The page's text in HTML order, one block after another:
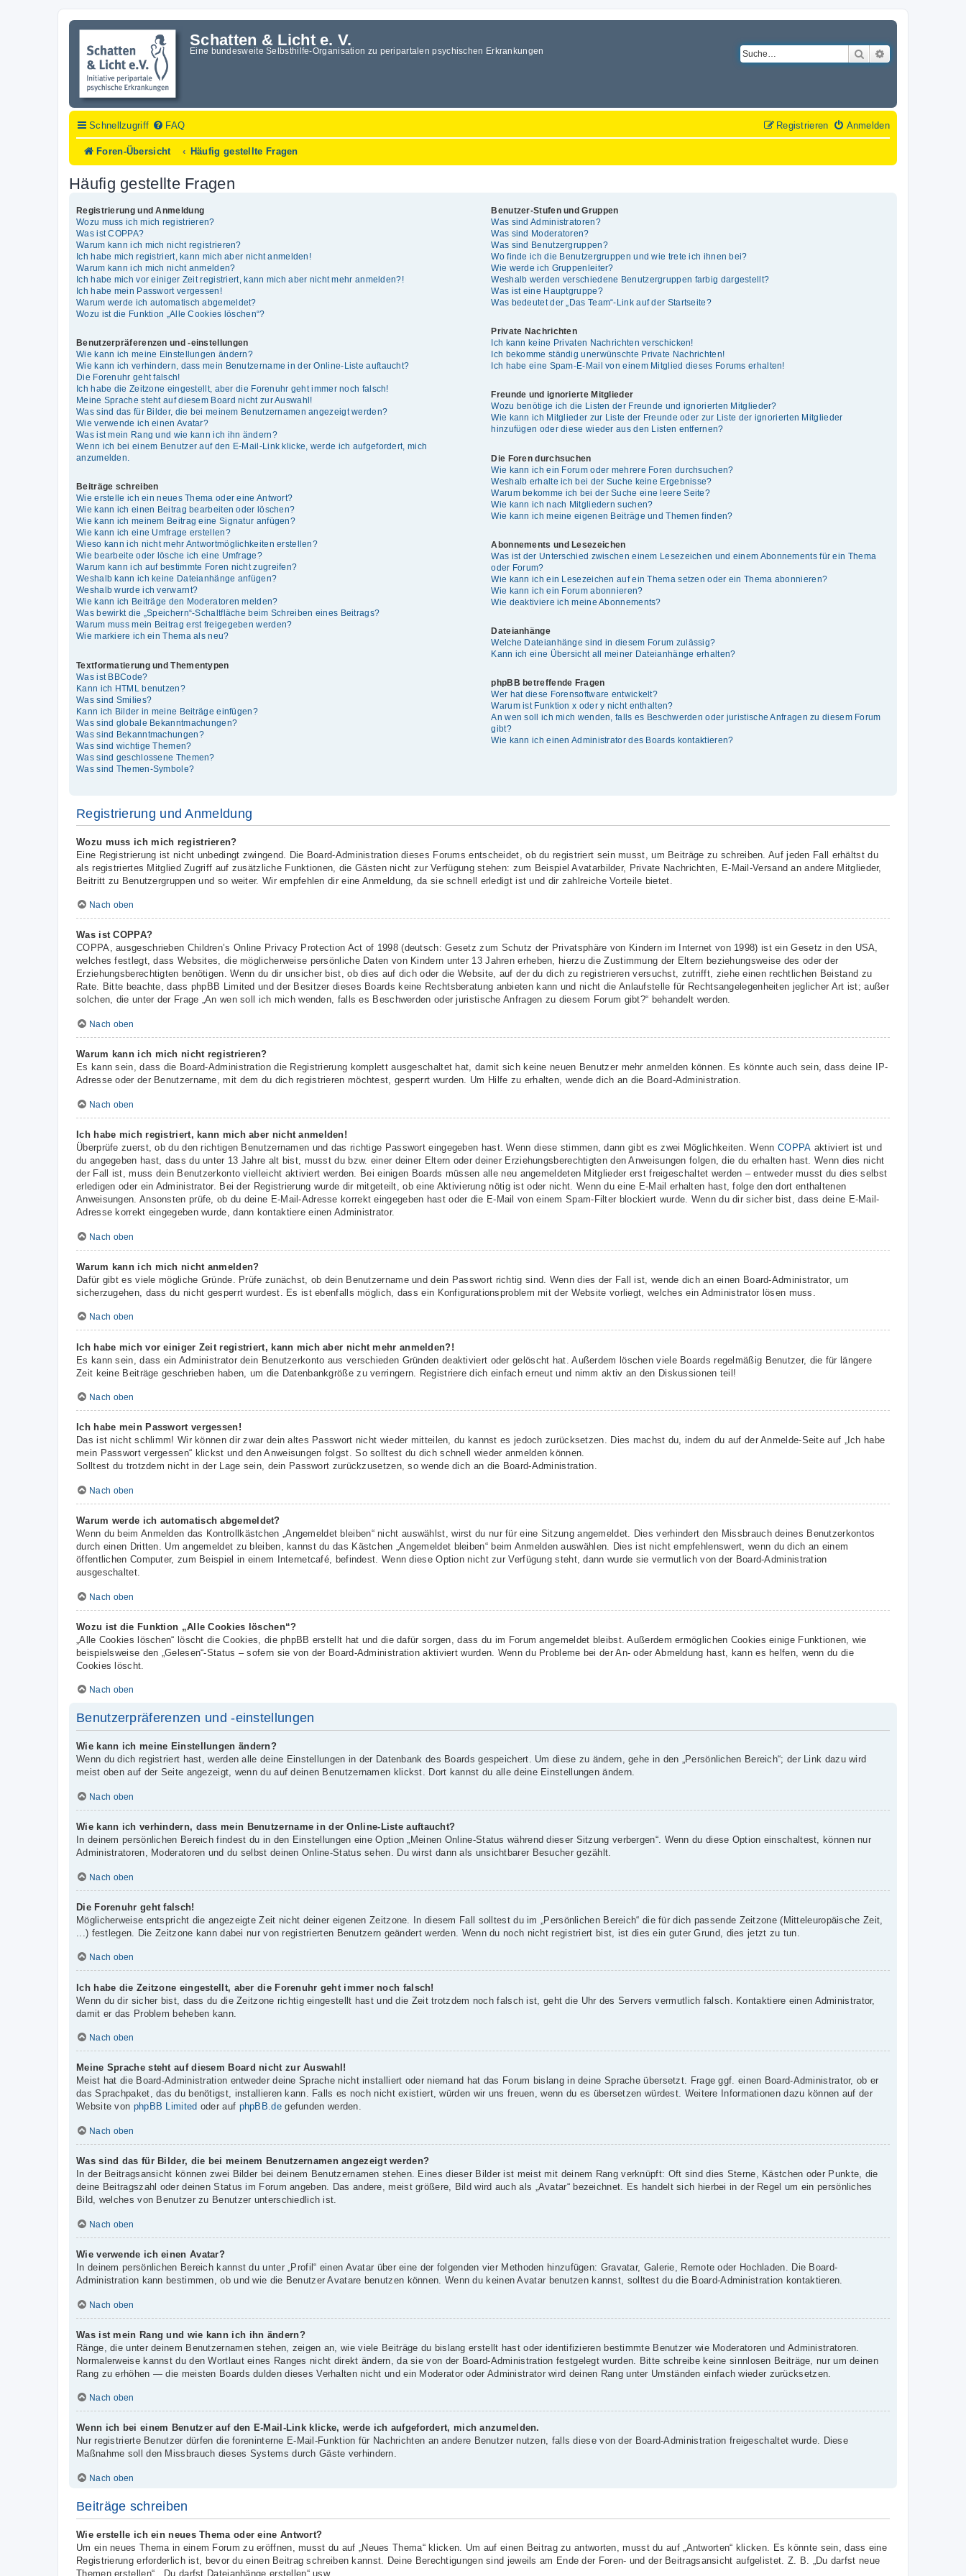
Schatten & Licht e. V.
Eine bundesweite Selbsthilfe-Organisation zu peripartalen psychischen Erkrankungen Suche
Schnellzugriff FAQ Anmelden
Registrieren
Foren-Übersicht Häufig gestellte Fragen
Häufig gestellte Fragen
Registrierung und Anmeldung
Wozu muss ich mich registrieren?
Was ist COPPA?
Warum kann ich mich nicht registrieren?
Ich habe mich registriert, kann mich aber nicht anmelden!
Warum kann ich mich nicht anmelden?
Ich habe mich vor einiger Zeit registriert, kann mich aber nicht mehr anmelden?!
Ich habe mein Passwort vergessen!
Warum werde ich automatisch abgemeldet?
Wozu ist die Funktion „Alle Cookies löschen“?
Benutzerpräferenzen und -einstellungen
Wie kann ich meine Einstellungen ändern?
Wie kann ich verhindern, dass mein Benutzername in der Online-Liste auftaucht?
Die Forenuhr geht falsch!
Ich habe die Zeitzone eingestellt, aber die Forenuhr geht immer noch falsch!
Meine Sprache steht auf diesem Board nicht zur Auswahl!
Was sind das für Bilder, die bei meinem Benutzernamen angezeigt werden?
Wie verwende ich einen Avatar?
Was ist mein Rang und wie kann ich ihn ändern?
Wenn ich bei einem Benutzer auf den E-Mail-Link klicke, werde ich aufgefordert, mich
anzumelden.
Beiträge schreiben
Wie erstelle ich ein neues Thema oder eine Antwort?
Wie kann ich einen Beitrag bearbeiten oder löschen?
Wie kann ich meinem Beitrag eine Signatur anfügen?
Wie kann ich eine Umfrage erstellen?
Wieso kann ich nicht mehr Antwortmöglichkeiten erstellen?
Wie bearbeite oder lösche ich eine Umfrage?
Warum kann ich auf bestimmte Foren nicht zugreifen?
Weshalb kann ich keine Dateianhänge anfügen?
Weshalb wurde ich verwarnt?
Wie kann ich Beiträge den Moderatoren melden?
Was bewirkt die „Speichern“-Schaltfläche beim Schreiben eines Beitrags?
Warum muss mein Beitrag erst freigegeben werden?
Wie markiere ich ein Thema als neu?
Textformatierung und Thementypen
Was ist BBCode?
Kann ich HTML benutzen?
Was sind Smilies?
Kann ich Bilder in meine Beiträge einfügen?
Was sind globale Bekanntmachungen?
Was sind Bekanntmachungen?
Was sind wichtige Themen?
Was sind geschlossene Themen?
Was sind Themen-Symbole?
Benutzer-Stufen und Gruppen
Was sind Administratoren?
Was sind Moderatoren?
Was sind Benutzergruppen?
Wo finde ich die Benutzergruppen und wie trete ich ihnen bei?
Wie werde ich Gruppenleiter?
Weshalb werden verschiedene Benutzergruppen farbig dargestellt?
Was ist eine Hauptgruppe?
Was bedeutet der „Das Team“-Link auf der Startseite?
Private Nachrichten
Ich kann keine Privaten Nachrichten verschicken!
Ich bekomme ständig unerwünschte Private Nachrichten!
Ich habe eine Spam-E-Mail von einem Mitglied dieses Forums erhalten!
Freunde und ignorierte Mitglieder
Wozu benötige ich die Listen der Freunde und ignorierten Mitglieder?
Wie kann ich Mitglieder zur Liste der Freunde oder zur Liste der ignorierten Mitglieder
hinzufügen oder diese wieder aus den Listen entfernen?
Die Foren durchsuchen
Wie kann ich ein Forum oder mehrere Foren durchsuchen?
Weshalb erhalte ich bei der Suche keine Ergebnisse?
Warum bekomme ich bei der Suche eine leere Seite?
Wie kann ich nach Mitgliedern suchen?
Wie kann ich meine eigenen Beiträge und Themen finden?
Abonnements und Lesezeichen
Was ist der Unterschied zwischen einem Lesezeichen und einem Abonnements für ein Thema
oder Forum?
Wie kann ich ein Lesezeichen auf ein Thema setzen oder ein Thema abonnieren?
Wie kann ich ein Forum abonnieren?
Wie deaktiviere ich meine Abonnements?
Dateianhänge
Welche Dateianhänge sind in diesem Forum zulässig?
Kann ich eine Übersicht all meiner Dateianhänge erhalten?
phpBB betreffende Fragen
Wer hat diese Forensoftware entwickelt?
Warum ist Funktion x oder y nicht enthalten?
An wen soll ich mich wenden, falls es Beschwerden oder juristische Anfragen zu diesem Forum
gibt?
Wie kann ich einen Administrator des Boards kontaktieren?
Registrierung und Anmeldung
Wozu muss ich mich registrieren?
Eine Registrierung ist nicht unbedingt zwingend. Die Board-Administration dieses Forums entscheidet, ob du registriert sein musst, um Beiträge zu schreiben. Auf jeden Fall erhältst du
als registriertes Mitglied Zugriff auf zusätzliche Funktionen, die Gästen nicht zur Verfügung stehen: zum Beispiel Avatarbilder, Private Nachrichten, E-Mail-Versand an andere Mitglieder,
Beitritt zu Benutzergruppen und so weiter. Wir empfehlen dir eine Anmeldung, da sie schnell erledigt ist und dir zahlreiche Vorteile bietet.
Nach oben
Was ist COPPA?
COPPA, ausgeschrieben Children’s Online Privacy Protection Act of 1998 (deutsch: Gesetz zum Schutz der Privatsphäre von Kindern im Internet von 1998) ist ein Gesetz in den USA,
welches festlegt, dass Websites, die möglicherweise persönliche Daten von Kindern unter 13 Jahren erheben, hierzu die Zustimmung der Eltern beziehungsweise des oder der
Erziehungsberechtigten benötigen. Wenn du dir unsicher bist, ob dies auf dich oder die Website, auf der du dich zu registrieren versuchst, zutrifft, ziehe einen rechtlichen Beistand zu
Rate. Bitte beachte, dass phpBB Limited und der Besitzer dieses Boards keine Rechtsberatung anbieten kann und nicht die Anlaufstelle für Rechtsangelegenheiten jeglicher Art ist; außer
solchen, die unter der Frage „An wen soll ich mich wenden, falls es Beschwerden oder juristische Anfragen zu diesem Forum gibt?“ behandelt werden.
Nach oben
Warum kann ich mich nicht registrieren?
Es kann sein, dass die Board-Administration die Registrierung komplett ausgeschaltet hat, damit sich keine neuen Benutzer mehr anmelden können. Es könnte auch sein, dass deine IP-
Adresse oder der Benutzername, mit dem du dich registrieren möchtest, gesperrt wurden. Um Hilfe zu erhalten, wende dich an die Board-Administration.
Nach oben
Ich habe mich registriert, kann mich aber nicht anmelden!
Überprüfe zuerst, ob du den richtigen Benutzernamen und das richtige Passwort eingegeben hast. Wenn diese stimmen, dann gibt es zwei Möglichkeiten. Wenn COPPA aktiviert ist und
du angegeben hast, dass du unter 13 Jahre alt bist, musst du bzw. einer deiner Eltern oder deiner Erziehungsberechtigten den Anweisungen folgen, die du erhalten hast. Wenn dies nicht
der Fall ist, muss dein Benutzerkonto vielleicht aktiviert werden. Bei einigen Boards müssen alle neu angemeldeten Mitglieder erst freigeschaltet werden – entweder musst du dies selbst
erledigen oder ein Administrator. Bei der Registrierung wurde dir mitgeteilt, ob eine Aktivierung nötig ist oder nicht. Wenn du eine E-Mail erhalten hast, folge den dort enthaltenen
Anweisungen. Ansonsten prüfe, ob du deine E-Mail-Adresse korrekt eingegeben hast oder die E-Mail von einem Spam-Filter blockiert wurde. Wenn du dir sicher bist, dass deine E-Mail-
Adresse korrekt eingegeben wurde, dann kontaktiere einen Administrator.
Nach oben
Warum kann ich mich nicht anmelden?
Dafür gibt es viele mögliche Gründe. Prüfe zunächst, ob dein Benutzername und dein Passwort richtig sind. Wenn dies der Fall ist, wende dich an einen Board-Administrator, um
sicherzugehen, dass du nicht gesperrt wurdest. Es ist ebenfalls möglich, dass ein Konfigurationsproblem mit der Website vorliegt, welches ein Administrator lösen muss.
Nach oben
Ich habe mich vor einiger Zeit registriert, kann mich aber nicht mehr anmelden?!
Es kann sein, dass ein Administrator dein Benutzerkonto aus verschieden Gründen deaktiviert oder gelöscht hat. Außerdem löschen viele Boards regelmäßig Benutzer, die für längere
Zeit keine Beiträge geschrieben haben, um die Datenbankgröße zu verringern. Registriere dich einfach erneut und nimm aktiv an den Diskussionen teil!
Nach oben
Ich habe mein Passwort vergessen!
Das ist nicht schlimm! Wir können dir zwar dein altes Passwort nicht wieder mitteilen, du kannst es jedoch zurücksetzen. Dies machst du, indem du auf der Anmelde-Seite auf „Ich habe
mein Passwort vergessen“ klickst und den Anweisungen folgst. So solltest du dich schnell wieder anmelden können.
Solltest du trotzdem nicht in der Lage sein, dein Passwort zurückzusetzen, so wende dich an die Board-Administration.
Nach oben
Warum werde ich automatisch abgemeldet?
Wenn du beim Anmelden das Kontrollkästchen „Angemeldet bleiben“ nicht auswählst, wirst du nur für eine Sitzung angemeldet. Dies verhindert den Missbrauch deines Benutzerkontos
durch einen Dritten. Um angemeldet zu bleiben, kannst du das Kästchen „Angemeldet bleiben“ beim Anmelden auswählen. Dies ist nicht empfehlenswert, wenn du dich an einem
öffentlichen Computer, zum Beispiel in einem Internetcafé, befindest. Wenn diese Option nicht zur Verfügung steht, dann wurde sie vermutlich von der Board-Administration
ausgeschaltet.
Nach oben
Wozu ist die Funktion „Alle Cookies löschen“?
„Alle Cookies löschen“ löscht die Cookies, die phpBB erstellt hat und die dafür sorgen, dass du im Forum angemeldet bleibst. Außerdem ermöglichen Cookies einige Funktionen, wie
beispielsweise den „Gelesen“-Status – sofern sie von der Board-Administration aktiviert wurden. Wenn du Probleme bei der An- oder Abmeldung hast, kann es helfen, wenn du die
Cookies löscht.
Nach oben
Benutzerpräferenzen und -einstellungen
Wie kann ich meine Einstellungen ändern?
Wenn du dich registriert hast, werden alle deine Einstellungen in der Datenbank des Boards gespeichert. Um diese zu ändern, gehe in den „Persönlichen Bereich“; der Link dazu wird
meist oben auf der Seite angezeigt, wenn du auf deinen Benutzernamen klickst. Dort kannst du alle deine Einstellungen ändern.
Nach oben
Wie kann ich verhindern, dass mein Benutzername in der Online-Liste auftaucht?
In deinem persönlichen Bereich findest du in den Einstellungen eine Option „Meinen Online-Status während dieser Sitzung verbergen“. Wenn du diese Option einschaltest, können nur
Administratoren, Moderatoren und du selbst deinen Online-Status sehen. Du wirst dann als unsichtbarer Besucher gezählt.
Nach oben
Die Forenuhr geht falsch!
Möglicherweise entspricht die angezeigte Zeit nicht deiner eigenen Zeitzone. In diesem Fall solltest du im „Persönlichen Bereich“ die für dich passende Zeitzone (Mitteleuropäische Zeit,
...) festlegen. Die Zeitzone kann dabei nur von registrierten Benutzern geändert werden. Wenn du noch nicht registriert bist, ist dies ein guter Grund, dies jetzt zu tun.
Nach oben
Ich habe die Zeitzone eingestellt, aber die Forenuhr geht immer noch falsch!
Wenn du dir sicher bist, dass du die Zeitzone richtig eingestellt hast und die Zeit trotzdem noch falsch ist, geht die Uhr des Servers vermutlich falsch. Kontaktiere einen Administrator,
damit er das Problem beheben kann.
Nach oben
Meine Sprache steht auf diesem Board nicht zur Auswahl!
Meist hat die Board-Administration entweder deine Sprache nicht installiert oder niemand hat das Forum bislang in deine Sprache übersetzt. Frage ggf. einen Board-Administrator, ob er
das Sprachpaket, das du benötigst, installieren kann. Falls es noch nicht existiert, würden wir uns freuen, wenn du es übersetzen würdest. Weitere Informationen dazu können auf der
Website von phpBB Limited oder auf phpBB.degefunden werden.
Nach oben
Was sind das für Bilder, die bei meinem Benutzernamen angezeigt werden?
In der Beitragsansicht können zwei Bilder bei deinem Benutzernamen stehen. Eines dieser Bilder ist meist mit deinem Rang verknüpft: Oft sind dies Sterne, Kästchen oder Punkte, die
deine Beitragszahl oder deinen Status im Forum angeben. Das andere, meist größere, Bild wird auch als „Avatar“ bezeichnet. Es handelt sich hierbei in der Regel um ein persönliches
Bild, welches von Benutzer zu Benutzer unterschiedlich ist.
Nach oben
Wie verwende ich einen Avatar?
In deinem persönlichen Bereich kannst du unter „Profil“ einen Avatar über eine der folgenden vier Methoden hinzufügen: Gravatar, Galerie, Remote oder Hochladen. Die Board-
Administration kann bestimmen, ob und wie die Benutzer Avatare benutzen können. Wenn du keinen Avatar benutzen kannst, solltest du die Board-Administration kontaktieren.
Nach oben
Was ist mein Rang und wie kann ich ihn ändern?
Ränge, die unter deinem Benutzernamen stehen, zeigen an, wie viele Beiträge du bislang erstellt hast oder identifizieren bestimmte Benutzer wie Moderatoren und Administratoren.
Normalerweise kannst du den Wortlaut eines Ranges nicht direkt ändern, da sie von der Board-Administration festgelegt wurden. Bitte schreibe keine sinnlosen Beiträge, nur um deinen
Rang zu erhöhen — die meisten Boards dulden dieses Verhalten nicht und ein Moderator oder Administrator wird deinen Rang unter Umständen einfach wieder zurücksetzen.
Nach oben
Wenn ich bei einem Benutzer auf den E-Mail-Link klicke, werde ich aufgefordert, mich anzumelden.
Nur registrierte Benutzer dürfen die foreninterne E-Mail-Funktion für Nachrichten an andere Benutzer nutzen, falls diese von der Board-Administration freigeschaltet wurde. Diese
Maßnahme soll den Missbrauch dieses Systems durch Gäste verhindern.
Nach oben
Beiträge schreiben
Wie erstelle ich ein neues Thema oder eine Antwort?
Um ein neues Thema in einem Forum zu eröffnen, musst du auf „Neues Thema“ klicken. Um auf einen Beitrag zu antworten, musst du auf „Antworten“ klicken. Es könnte sein, dass eine
Registrierung erforderlich ist, bevor du einen Beitrag schreiben kannst. Deine Berechtigungen sind jeweils am Ende der Foren- und der Beitragsansicht aufgelistet. Z. B. „Du darfst neue
Themen erstellen“, „Du darfst Dateianhänge erstellen“ usw.